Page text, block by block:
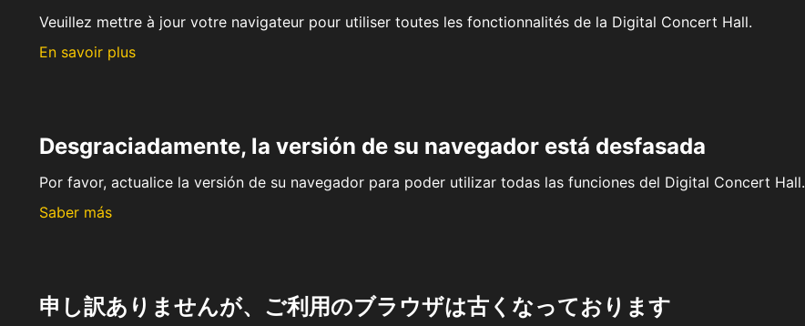
Veuillez mettre à jour votre navigateur pour utiliser toutes les fonctionnalités de la Digital Concert Hall.
En savoir plus
Desgraciadamente, la versión de su navegador está desfasada
Por favor, actualice la versión de su navegador para poder utilizar todas las funciones del Digital Concert Hall.
Saber más
申し訳ありませんが、ご利用のブラウザは古くなっております